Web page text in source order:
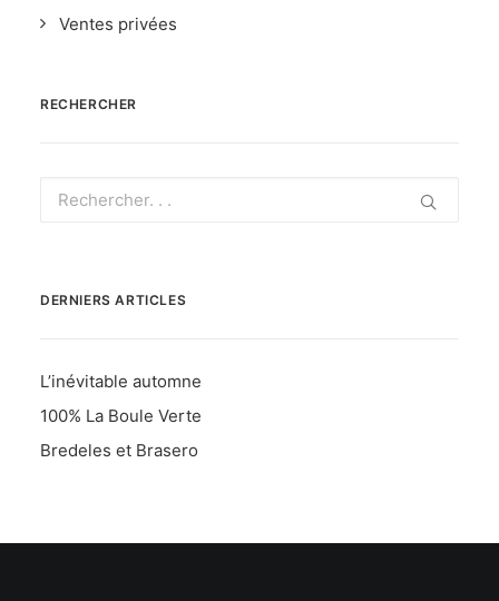
Ventes privées
RECHERCHER
DERNIERS ARTICLES
L’inévitable automne
100% La Boule Verte
Bredeles et Brasero